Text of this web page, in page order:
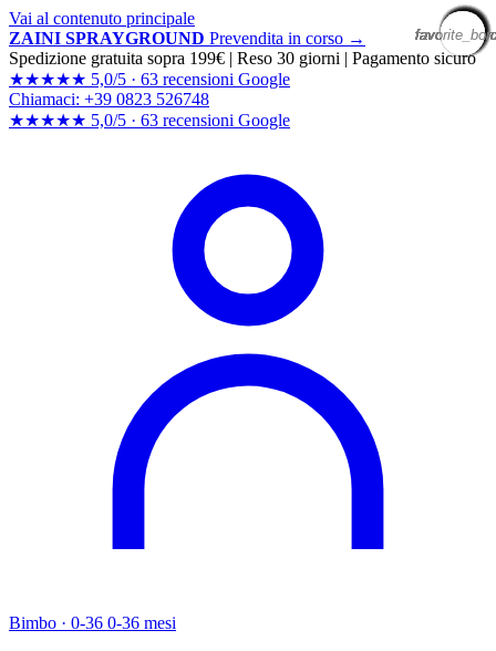
Vai al contenuto principale
ZAINI SPRAYGROUND Prevendita in corso →
Spedizione gratuita sopra 199€ | Reso 30 giorni | Pagamento sicuro
★★★★★ 5,0/5 · 63 recensioni Google
Chiamaci: +39 0823 526748
★★★★★ 5,0/5 · 63 recensioni Google
Bimbo · 0-36 0-36 mesi